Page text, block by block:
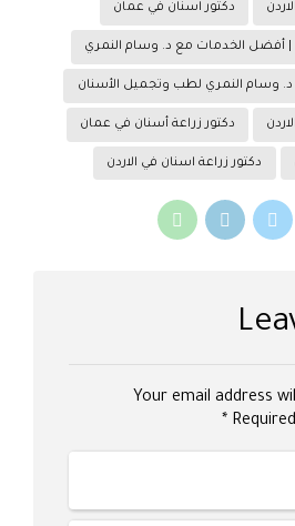
دكتور اسنان في عمان
| أفضل الخدمات مع د. وسام النمري
د. وسام النمري لطب وتجميل الأسنان
دكتور زراعة أسنان في عمان
دكتور زراعة اسنان في الاردن
Your email address